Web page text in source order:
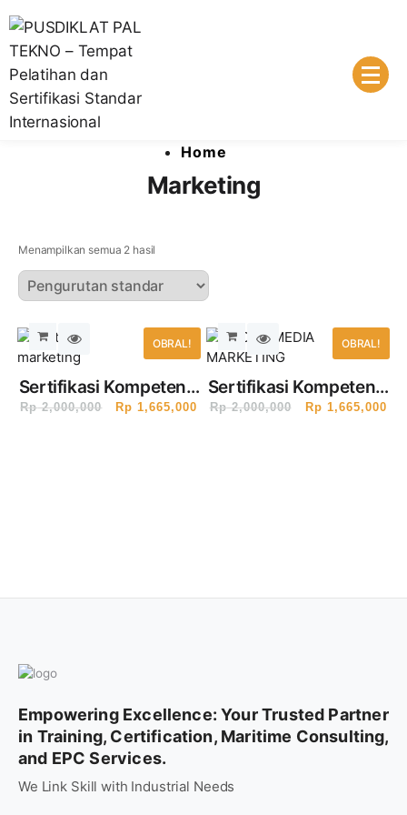
PUSDIKLAT PAL TEKNO – Tempat
Pelatihan dan Sertifikasi Standar
Internasional
Lembaga Pelatihan dan Sertifikasi Standar Internasional
Home
Marketing
Menampilkan semua 2 hasil
OBRAL!
Sertifikasi Kompetensi
Digital Marketing
Rp2,000,000 Rp 1,665,000
OBRAL!
Sertifikasi Kompetensi
Social Media
Rp2,000,000 Rp 1,665,000
Empowering Excellence: Your Trusted Partner
in Training, Certification, Maritime Consulting,
and EPC Services.
We Link Skill with Industrial Needs